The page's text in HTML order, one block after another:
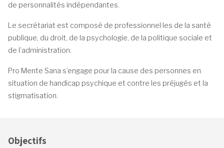
de personnalités indépendantes.
Le secrétariat est composé de professionnel·les de la santé
publique, du droit, de la psychologie, de la politique sociale et
de l’administration.
Pro Mente Sana s’engage pour la cause des personnes en
situation de handicap psychique et contre les préjugés et la
stigmatisation.
Objectifs